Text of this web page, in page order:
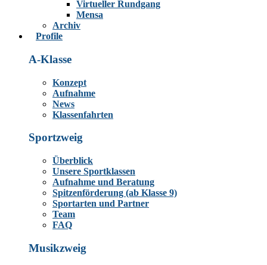
Virtueller Rundgang
Mensa
Archiv
Profile
A-Klasse
Konzept
Aufnahme
News
Klassenfahrten
Sportzweig
Überblick
Unsere Sportklassen
Aufnahme und Beratung
Spitzenförderung (ab Klasse 9)
Sportarten und Partner
Team
FAQ
Musikzweig